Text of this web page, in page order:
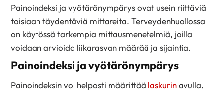
Painoindeksi ja vyötärönympärys ovat usein riittäviä
toisiaan täydentäviä mittareita. Terveydenhuollossa
on käytössä tarkempia mittausmenetelmiä, joilla
voidaan arvioida liikarasvan määrää ja sijaintia.
Painoindeksi ja vyötärönympärys
Painoindeksin voi helposti määrittää laskurinavulla.